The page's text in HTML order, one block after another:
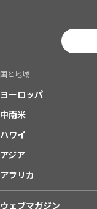
国と地域
ヨーロッパ
中南米
ハワイ
アジア
アフリカ
ウェブマガジン